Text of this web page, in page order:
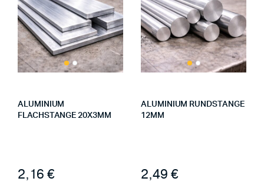
ALUMINIUM
FLACHSTANGE 20X3MM
2,16 €
ALUMINIUM RUNDSTANGE
12MM
2,49 €